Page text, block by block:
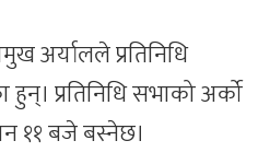
अर्यालले प्रतिनिधि
प्रतिनिधि सभाको अर्को
११ बजे बस्नेछ।